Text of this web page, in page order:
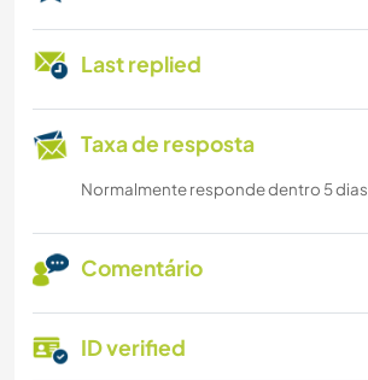
Last replied
Taxa de resposta
Normalmente responde dentro 5 dias
Comentário
ID verified